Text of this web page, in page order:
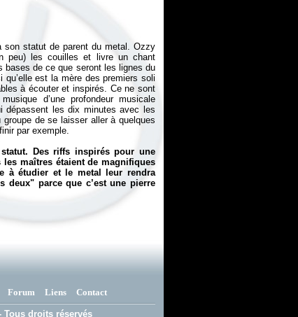
son statut de parent du metal. Ozzy
peu) les couilles et livre un chant
bases de ce que seront les lignes du
est la mère des premiers soli
à écouter et inspirés. Ce ne sont
d’une profondeur musicale
dépassent les dix minutes avec les
de se laisser aller à quelques
par exemple.
Des riffs inspirés pour une
maîtres étaient de magnifiques
à étudier et le metal leur rendra
parce que c’est une pierre
Forum Liens Contact
Tous droits réservés